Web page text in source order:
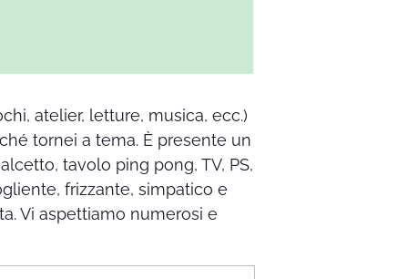
atelier, letture, musica, ecc.)
tornei a tema. È presente un
tavolo ping pong, TV, PS,
frizzante, simpatico e
Vi aspettiamo numerosi e